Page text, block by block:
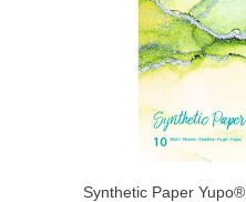
Synthetic Paper